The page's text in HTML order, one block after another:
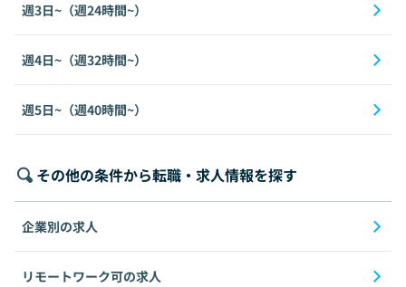
週3日~（週24時間~）
週4日~（週32時間~）
週5日~（週40時間~）
その他の条件から転職・求人情報を探す
企業別の求人
リモートワーク可の求人